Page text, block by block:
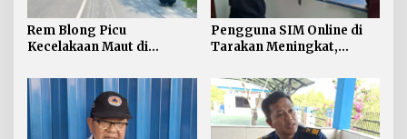
Rem Blong Picu
Kecelakaan Maut di
Pengendara Meregang
Nyawa
Pengguna SIM Online di
Tarakan Meningkat,
Paling Banyak